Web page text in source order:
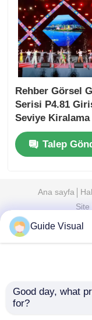
Rehber Görsel
Serisi P4.81
Seviye
Dışarıda
LED Ekranı,
IP65 7680Hz CE
Talep
Ana sayfa
Site
Guide Visual
Good day, what
for?